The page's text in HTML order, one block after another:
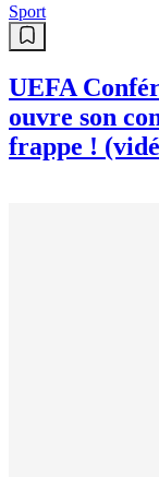
Sport
UEFA
ouvre son
frappe !